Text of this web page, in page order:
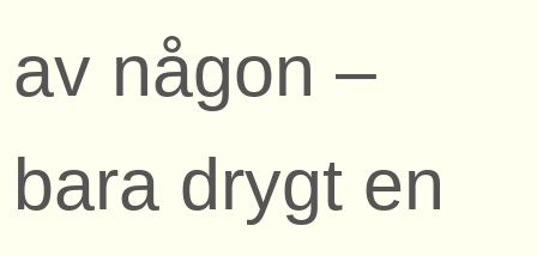
av någon –
bara drygt en